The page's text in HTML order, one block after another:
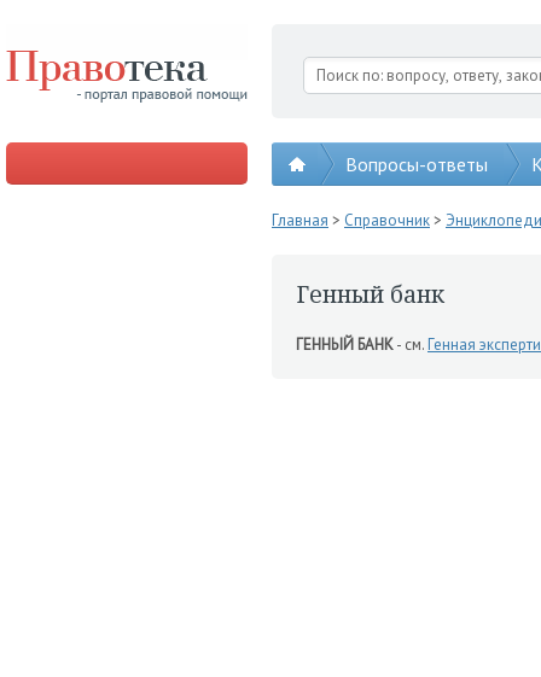
Вопросы-ответы
Главная > Справочник>
Генный банк
ГЕННЫЙ БАНК- см.Генная